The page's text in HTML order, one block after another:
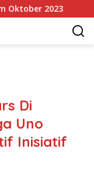
2023
Di
Uno
Inisiatif